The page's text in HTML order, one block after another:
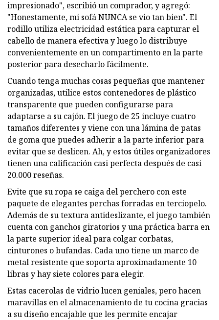
impresionado", escribió un comprador, y agregó:
"Honestamente, mi sofá NUNCA se vio tan bien". El
rodillo utiliza electricidad estática para capturar el
cabello de manera efectiva y luego lo distribuye
convenientemente en un compartimento en la parte
posterior para desecharlo fácilmente.
Cuando tenga muchas cosas pequeñas que mantener
organizadas, utilice estos contenedores de plástico
transparente que pueden configurarse para
adaptarse a su cajón. El juego de 25 incluye cuatro
tamaños diferentes y viene con una lámina de patas
de goma que puedes adherir a la parte inferior para
evitar que se deslicen. Ah, y estos útiles organizadores
tienen una calificación casi perfecta después de casi
20.000 reseñas.
Evite que su ropa se caiga del perchero con este
paquete de elegantes perchas forradas en terciopelo.
Además de su textura antideslizante, el juego también
cuenta con ganchos giratorios y una práctica barra en
la parte superior ideal para colgar corbatas,
cinturones o bufandas. Cada uno tiene un marco de
metal resistente que soporta aproximadamente 10
libras y hay siete colores para elegir.
Estas cacerolas de vidrio lucen geniales, pero hacen
maravillas en el almacenamiento de tu cocina gracias
a su diseño encajable que les permite encajar